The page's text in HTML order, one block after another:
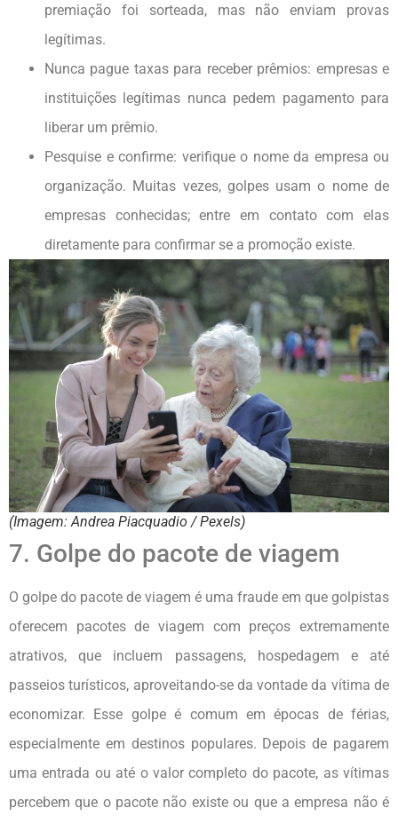
premiação foi sorteada, mas não enviam provas
legítimas.
Nunca pague taxas para receber prêmios: empresas e
instituições legítimas nunca pedem pagamento para
liberar um prêmio.
Pesquise e confirme: verifique o nome da empresa ou
organização. Muitas vezes, golpes usam o nome de
empresas conhecidas; entre em contato com elas
diretamente para confirmar se a promoção existe.
(Imagem: Andrea Piacquadio / Pexels)
7. Golpe do pacote de viagem
O golpe do pacote de viagem é uma fraude em que golpistas
oferecem pacotes de viagem com preços extremamente
atrativos, que incluem passagens, hospedagem e até
passeios turísticos, aproveitando-se da vontade da vítima de
economizar. Esse golpe é comum em épocas de férias,
especialmente em destinos populares. Depois de pagarem
uma entrada ou até o valor completo do pacote, as vítimas
percebem que o pacote não existe ou que a empresa não é